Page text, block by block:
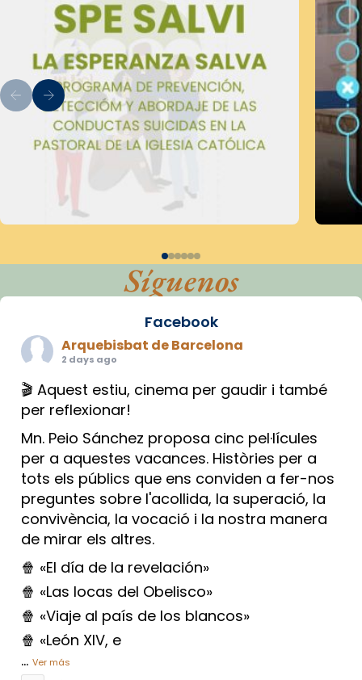
Síguenos
Facebook
Arquebisbat de Barcelona
2 days ago
🎬 Aquest estiu, cinema per gaudir i també
per reflexionar!
Mn. Peio Sánchez proposa cinc pel·lícules
per a aquestes vacances. Històries per a
tots els públics que ens conviden a fer-nos
preguntes sobre l'acollida, la superació, la
convivència, la vocació i la nostra manera
de mirar els altres.
🍿 «El día de la revelación»
🍿 «Las locas del Obelisco»
🍿 «Viaje al país de los blancos»
🍿 «León XIV, e
... Ver más